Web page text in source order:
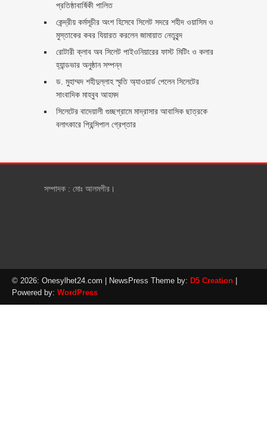
প্রতিষ্ঠাবার্ষিকী পালিত ‎​
কেন্দ্রীয় কর্মসূচীর অংশ হিসেবে সিলেট সদরে শহীদ ওয়াসিম ও
মুস্তাকের কবর যিয়ারত করলেন জামায়াত নেতৃবৃন্দ ‎
রোটারী ক্লাব অব সিলেট পাইওনিয়ারের ফাস্ট মিটিং ও কলার
হ্যান্ডভার অনুষ্ঠান সম্পন্ন
ড. মুহাম্মদ শহীদুল্লাহ স্মৃতি অ্যাওয়ার্ড পেলেন সিলেটের
সাংবাদিক মাহবুব আহমদ
সিলেটের বাদেয়ালী গুচ্ছগ্রামে মাদ্রাসার আবাসিক ছাত্রকে
বলাৎকারে প্রিন্সিপাল গ্রেপ্তার ‎
সম্পাদক : মোঃ আলমগীর।
© 2026: Onesylhet24.com | NewsPress Theme by: D5 Creation
Powered by: WordPress